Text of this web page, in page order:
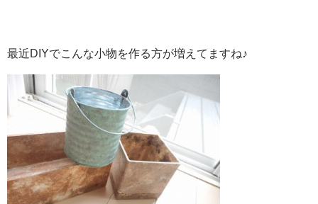
最近DIYでこんな小物を作る方が増えてますね♪